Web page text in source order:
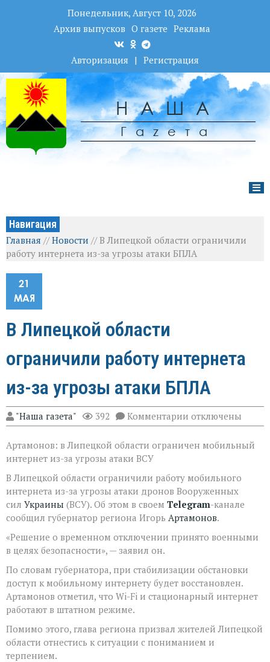
Понедельник, Август 10, 2026
Архив выпусков О газете Реклама
Авторизация | Регистрация
НАША
Гаzета
Навигация
Главная //Новости //В Липецкой области ограничили
работу интернета из-за угрозы атаки БПЛА
21
МАЯ
В Липецкой области
ограничили работу интернета
из-за угрозы атаки БПЛА
"Наша газета" 392 Комментарии к
записи
области
интернета
из-
за
угрозы
атаки
отключены
Артамонов: в Липецкой области ограничен мобильный
интернет из-за угрозы атаки ВСУ
В Липецкой области ограничили работу мобильного
интернета из-за угрозы атаки дронов Вооруженных
сил Украины (ВСУ). Об этом в своем Telegram-канале
сообщил губернатор региона Игорь Артамонов.
«Решение о временном отключении принято военными
в целях безопасности», — заявил он.
По словам губернатора, при стабилизации обстановки
доступ к мобильному интернету будет восстановлен.
Артамонов отметил, что Wi-Fi и стационарный интернет
работают в штатном режиме.
Помимо этого, глава региона призвал жителей Липецкой
области отнестись к ситуации с пониманием и
терпением.